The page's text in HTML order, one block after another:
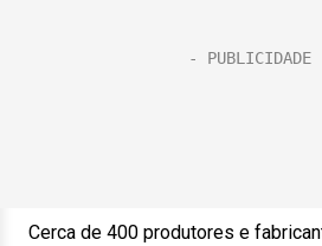
Cerca de 400 produtores e